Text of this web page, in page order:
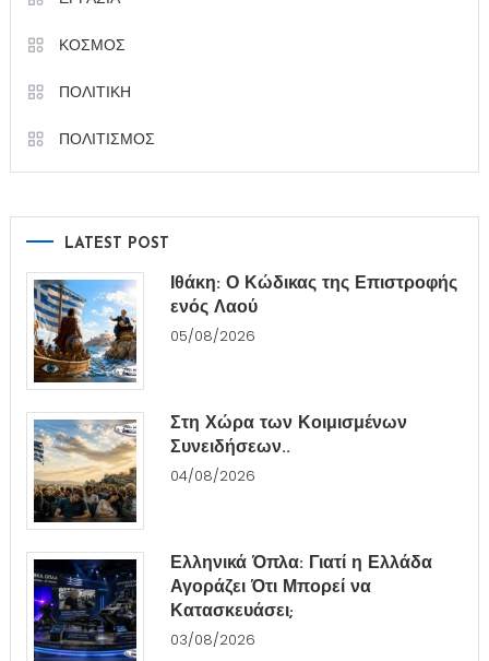
ΚΟΣΜΟΣ
ΠΟΛΙΤΙΚΗ
ΠΟΛΙΤΙΣΜΟΣ
LATEST POST
Ιθάκη: Ο Κώδικας της Επιστροφής
ενός Λαού
05/08/2026
Στη Χώρα των Κοιμισμένων
Συνειδήσεων..
04/08/2026
Ελληνικά Όπλα: Γιατί η Ελλάδα
Αγοράζει Ότι Μπορεί να
Κατασκευάσει;
03/08/2026